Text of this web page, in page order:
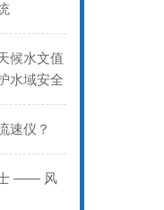
候水文值
水域安全
速仪？
士 —— 风